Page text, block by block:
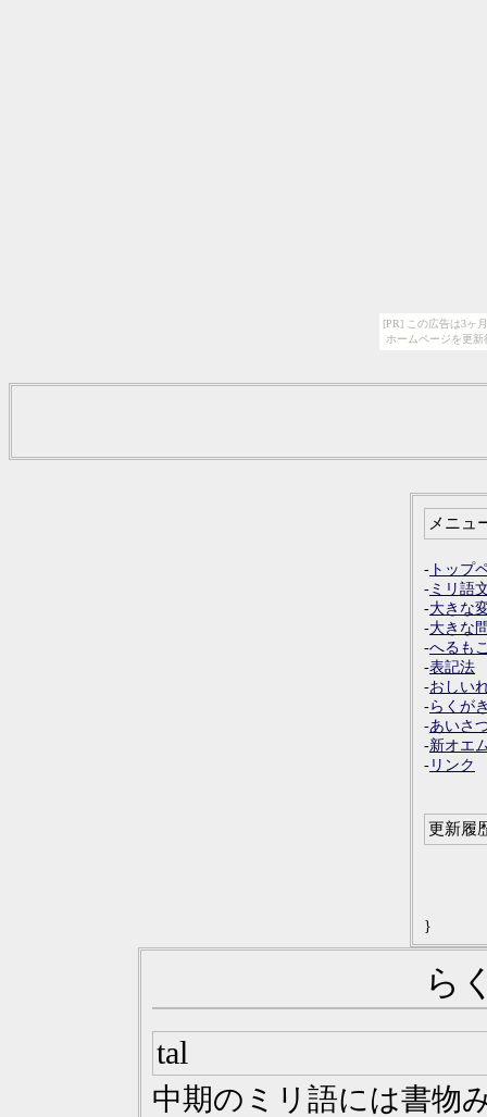
[PR] この広告は3ヶ
ホームページを更
メニュ
- トップ
- ミリ語
-大きな
-大きな
-へるも
-表記法
-おしい
-らくが
-あいさ
-新オエ
- リンク
更新履
}
ら
tal
中期のミリ語には書物